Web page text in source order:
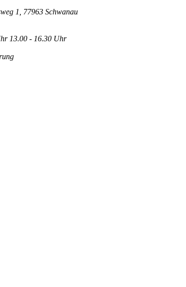
1, 77963 Schwanau
13.00 - 16.30 Uhr